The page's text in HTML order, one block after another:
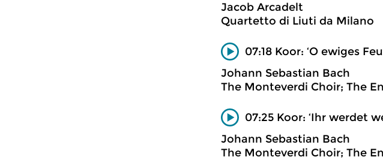
Jacob Arcadelt
Quartetto di Liuti da Milano
07:18 Koor: ‘O ewiges
Johann Sebastian Bach
The Monteverdi Choir; The
07:25 Koor: ‘Ihr werdet
Johann Sebastian Bach
The Monteverdi Choir; The